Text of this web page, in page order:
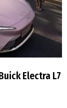
Electra L7